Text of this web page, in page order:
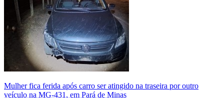
Mulher fica ferida após carro ser atingido na traseira por outro
veículo na MG-431, em Pará de Minas